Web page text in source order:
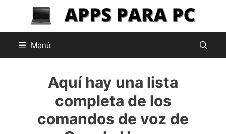
contenido
Menú
Aquí hay una lista
completa de los
comandos de voz de